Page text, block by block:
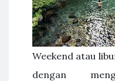
Weekend atau
dengan